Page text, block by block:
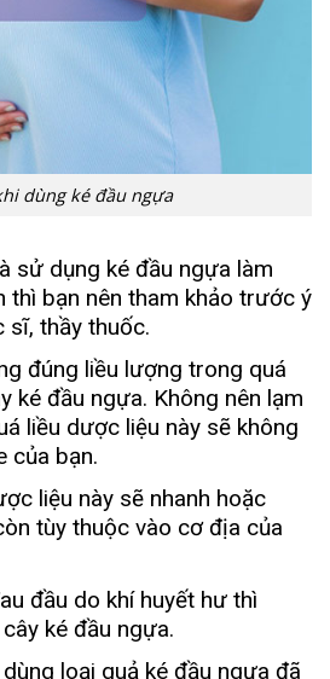
dùng ké đầu ngựa
sử dụng ké đầu ngựa làm
thì bạn nên tham khảo trước ý
sĩ, thầy thuốc.
đúng liều lượng trong quá
ké đầu ngựa. Không nên lạm
liều dược liệu này sẽ không
của bạn.
liệu này sẽ nhanh hoặc
tùy thuộc vào cơ địa của
đầu do khí huyết hư thì
ké đầu ngựa.
loại quả ké đầu ngựa đã